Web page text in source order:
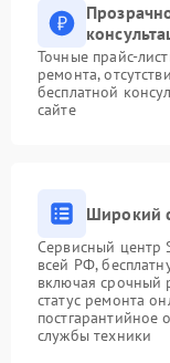
Точные прайс-
ремонта,
бесплатной
сайте
Широкий
Сервисный центр
всей РФ,
включая срочный
статус ремонта
постгарантийное
службы техники